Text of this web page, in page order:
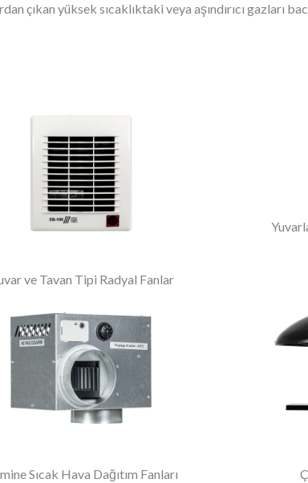
çıkan yüksek sıcaklıktaki veya aşındırıcı gazları
ve Tavan Tipi Radyal Fanlar
Sıcak Hava Dağıtım Fanları